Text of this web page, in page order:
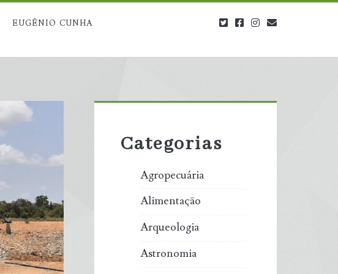
EUGÊNIO CUNHA twitterfacebookinstagram
Sidebar
Categorias
Agropecuária
Alimentação
Arqueologia
Astronomia